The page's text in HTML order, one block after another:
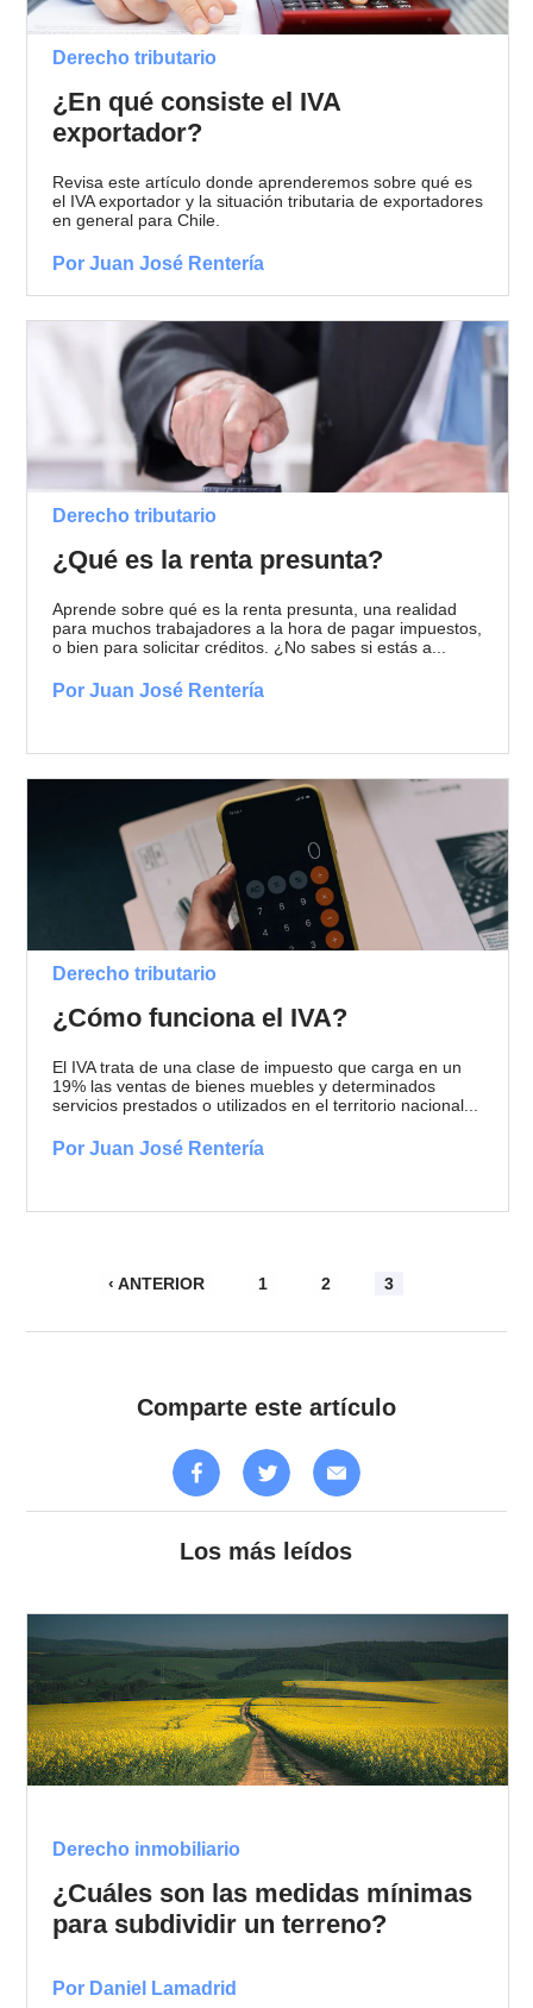
Derecho tributario
¿En qué consiste el IVA
exportador?
Revisa este artículo donde aprenderemos sobre qué es
el IVA exportador y la situación tributaria de exportadores
en general para Chile.
Por Juan José Rentería
Derecho tributario
¿Qué es la renta presunta?
Aprende sobre qué es la renta presunta, una realidad
para muchos trabajadores a la hora de pagar impuestos,
o bien para solicitar créditos. ¿No sabes si estás a...
Por Juan José Rentería
Derecho tributario
¿Cómo funciona el IVA?
El IVA trata de una clase de impuesto que carga en un
19% las ventas de bienes muebles y determinados
servicios prestados o utilizados en el territorio nacional...
Por Juan José Rentería
‹ ANTERIOR 1 2 3
Comparte este artículo
Los más leídos
Derecho inmobiliario
¿Cuáles son las medidas mínimas
para subdividir un terreno?
Por Daniel Lamadrid